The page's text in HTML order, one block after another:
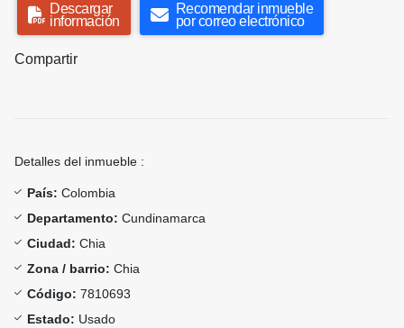
Descargar
información
Recomendar inmueble
por correo electrónico
Compartir
Detalles del inmueble :
País: Colombia
Departamento: Cundinamarca
Ciudad: Chia
Zona / barrio: Chia
Código: 7810693
Estado: Usado